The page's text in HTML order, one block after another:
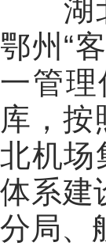
湖北
鄂州“
一管
库，按
北机场
体系建
分局、